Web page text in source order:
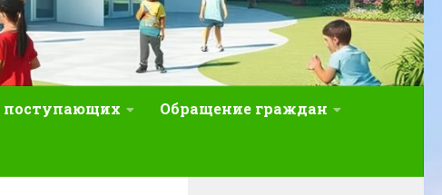
Обращение граждан